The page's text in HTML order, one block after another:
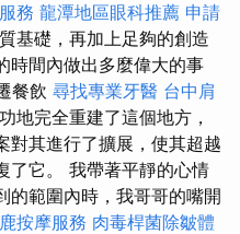
務 龍潭地區眼科推薦 申請
基礎，再加上足夠的創造
時間內做出多麼偉大的事
餐飲 尋找專業牙醫 台中肩
地完全重建了這個地方，
對其進行了擴展，使其超越
了它。 我帶著平靜的心情
的範圍內時，我哥哥的嘴開
按摩服務 肉毒桿菌除皺體